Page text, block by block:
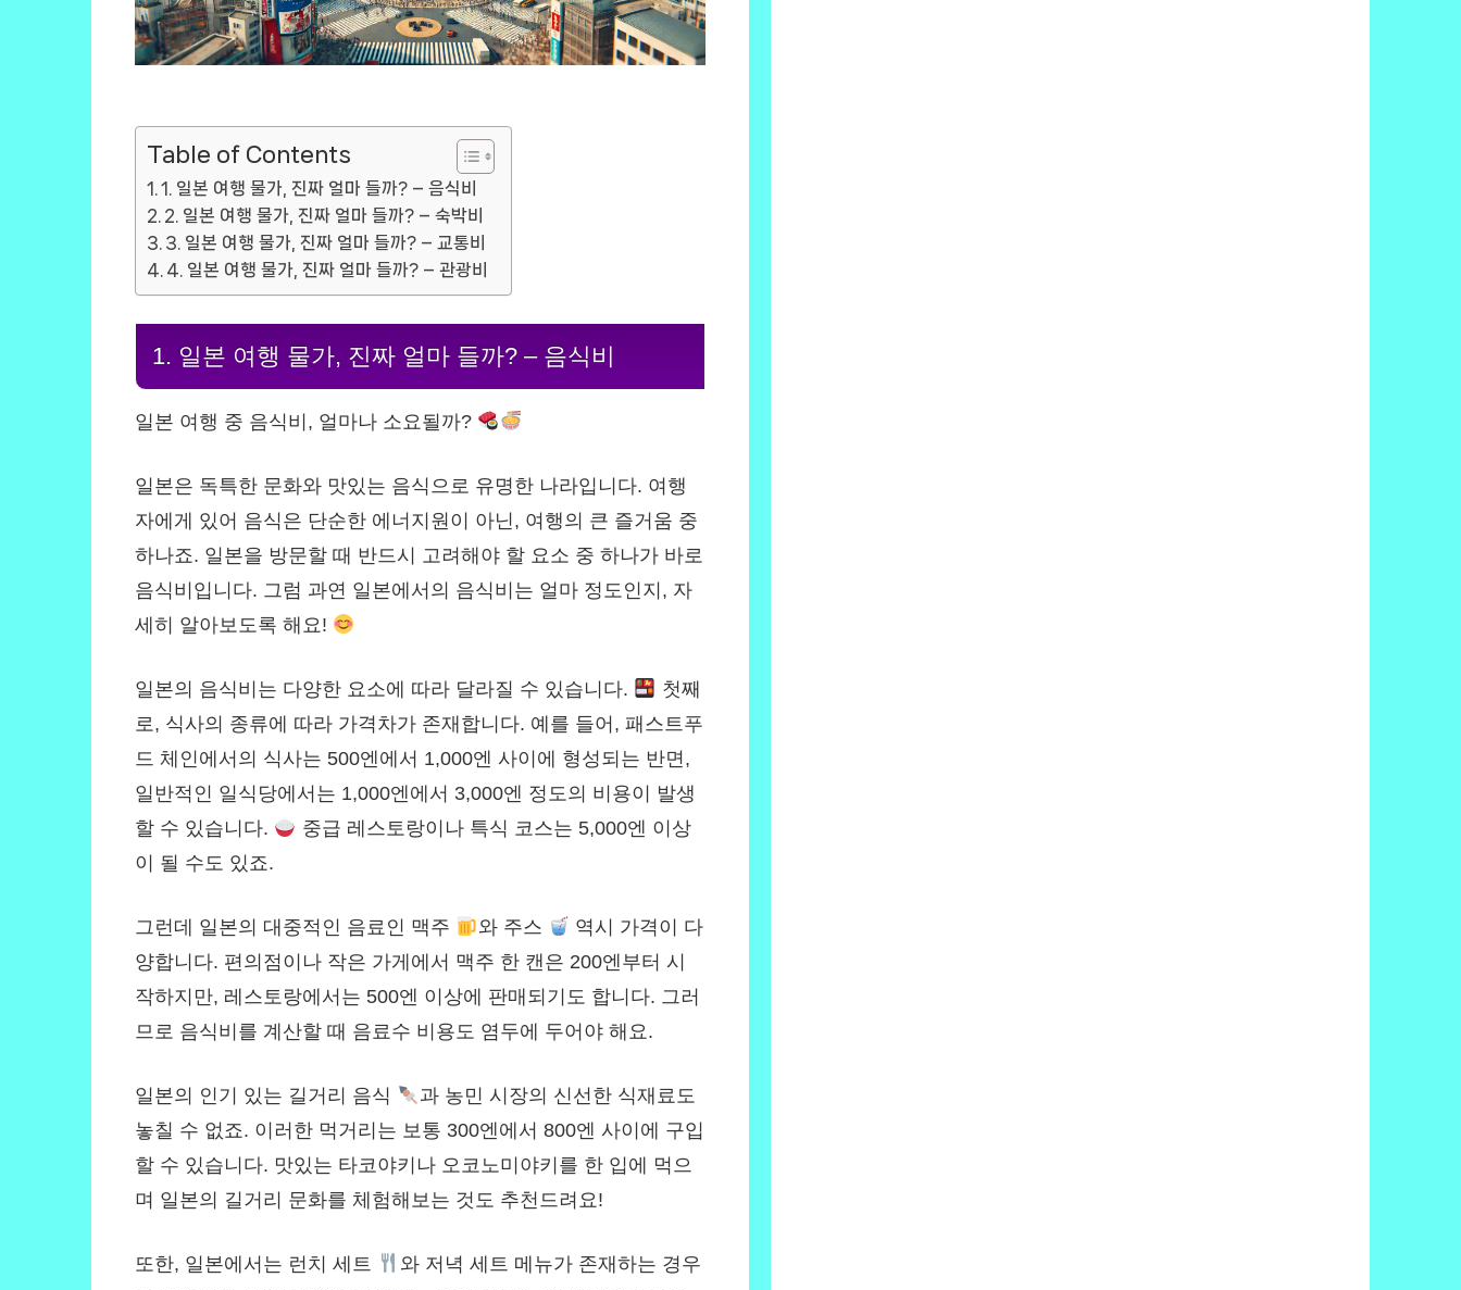
Table of Contents
1. 일본 여행 물가, 진짜 얼마 들까? – 음식비
2. 일본 여행 물가, 진짜 얼마 들까? – 숙박비
3. 일본 여행 물가, 진짜 얼마 들까? – 교통비
4. 일본 여행 물가, 진짜 얼마 들까? – 관광비
1. 일본 여행 물가, 진짜 얼마 들까? – 음식비
일본 여행 중 음식비, 얼마나 소요될까?
일본은 독특한 문화와 맛있는 음식으로 유명한 나라입니다. 여행
자에게 있어 음식은 단순한 에너지원이 아닌, 여행의 큰 즐거움 중
하나죠. 일본을 방문할 때 반드시 고려해야 할 요소 중 하나가 바로
음식비입니다. 그럼 과연 일본에서의 음식비는 얼마 정도인지, 자
세히 알아보도록 해요!
일본의 음식비는 다양한 요소에 따라 달라질 수 있습니다.
첫째
로, 식사의 종류에 따라 가격차가 존재합니다. 예를 들어, 패스트푸
드 체인에서의 식사는 500엔에서 1,000엔 사이에 형성되는 반면,
일반적인 일식당에서는 1,000엔에서 3,000엔 정도의 비용이 발생
할 수 있습니다.
중급 레스토랑이나 특식 코스는 5,000엔 이상
이 될 수도 있죠.
그런데 일본의 대중적인 음료인 맥주 와 주스
역시 가격이 다
양합니다. 편의점이나 작은 가게에서 맥주 한 캔은 200엔부터 시
작하지만, 레스토랑에서는 500엔 이상에 판매되기도 합니다. 그러
므로 음식비를 계산할 때 음료수 비용도 염두에 두어야 해요.
일본의 인기 있는 길거리 음식
과 농민 시장의 신선한 식재료도
놓칠 수 없죠. 이러한 먹거리는 보통 300엔에서 800엔 사이에 구입
할 수 있습니다. 맛있는 타코야키나 오코노미야키를 한 입에 먹으
며 일본의 길거리 문화를 체험해보는 것도 추천드려요!
또한, 일본에서는 런치 세트
와 저녁 세트 메뉴가 존재하는 경우